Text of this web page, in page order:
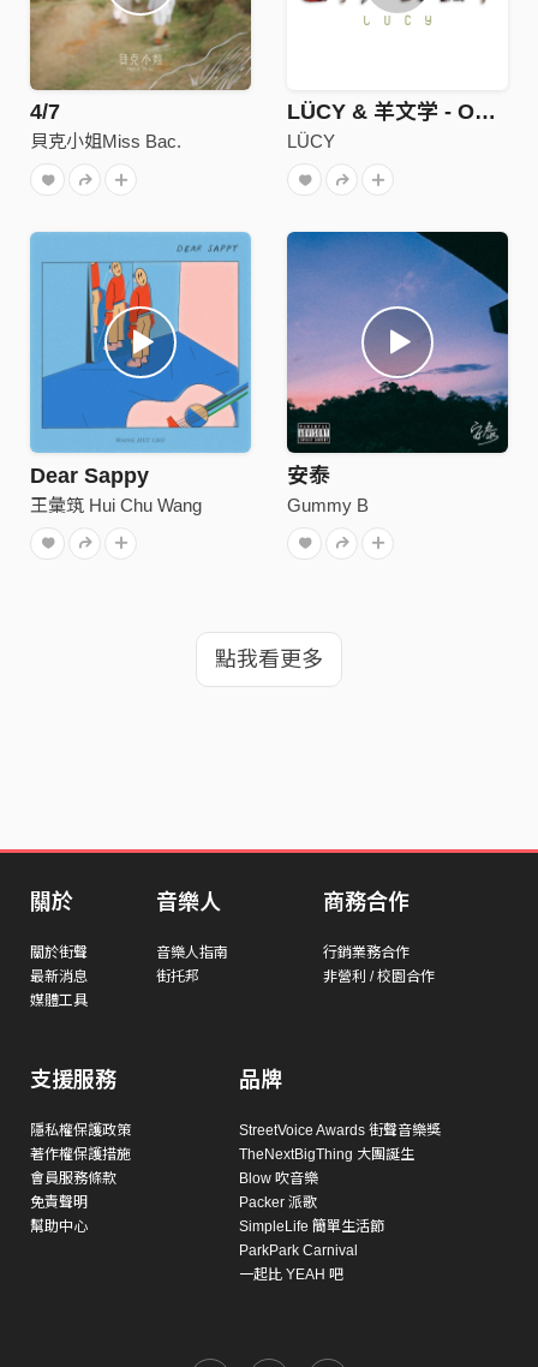
4/7
貝克小姐Miss Bac.
LÜCY & 羊文学 - OH HEY
LÜCY
Dear Sappy
王彙筑 Hui Chu Wang
安泰
Gummy B
點我看更多
關於
關於街聲
最新消息
媒體工具
音樂人
音樂人指南
街托邦
商務合作
行銷業務合作
非營利 / 校園合作
支援服務
隱私權保護政策
著作權保護措施
會員服務條款
免責聲明
幫助中心
品牌
StreetVoice Awards 街聲音樂獎
TheNextBigThing 大團誕生
Blow 吹音樂
Packer 派歌
SimpleLife 簡單生活節
ParkPark Carnival
一起比 YEAH 吧